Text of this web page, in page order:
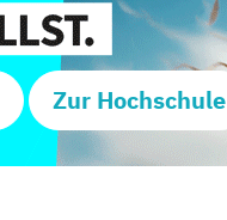
Zur Hochschule